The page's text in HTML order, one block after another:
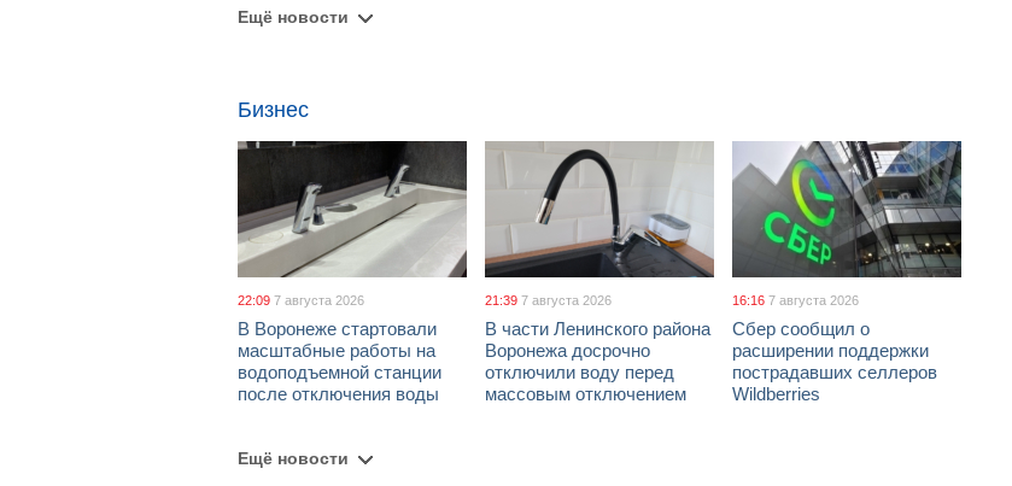
Ещё новости
Бизнес
22:09 7 августа 2026
В Воронеже стартовали
масштабные работы на
водоподъемной станции
после отключения воды
21:39 7 августа 2026
В части Ленинского района
Воронежа досрочно
отключили воду перед
массовым отключением
16:16 7 августа 2026
Сбер сообщил о
расширении поддержки
пострадавших селлеров
Wildberries
Ещё новости